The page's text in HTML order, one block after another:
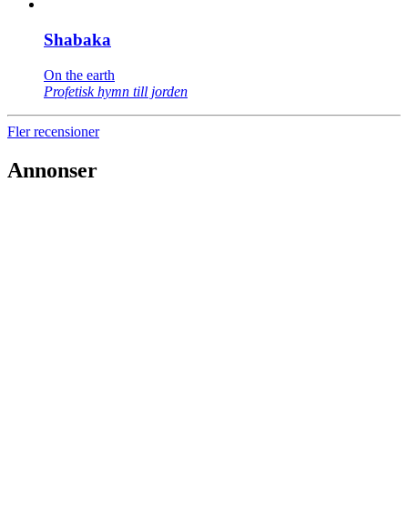
Shabaka
On the earth
Profetisk hymn till jorden
Fler recensioner
Annonser